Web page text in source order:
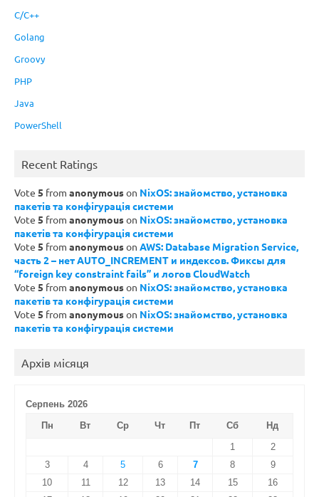
C/C++
Golang
Groovy
PHP
Java
PowerShell
Recent Ratings
Vote 5 from anonymouson NixOS: знайомство, установка
пакетів та конфігурація системи
Vote 5 from anonymouson NixOS: знайомство, установка
пакетів та конфігурація системи
Vote 5 from anonymouson AWS: Database Migration Service,
часть 2 – нет AUTO_INCREMENT и индексов. Фиксы для
“foreign key constraint fails” и логов CloudWatch
Vote 5 from anonymouson NixOS: знайомство, установка
пакетів та конфігурація системи
Vote 5 from anonymouson NixOS: знайомство, установка
пакетів та конфігурація системи
Архів місяця
Серпень 2026
Пн
Вт Ср Чт Пт Сб
Нд
1
2
3
4 5 6 7 8
9
10
11 12 13 14 15
16